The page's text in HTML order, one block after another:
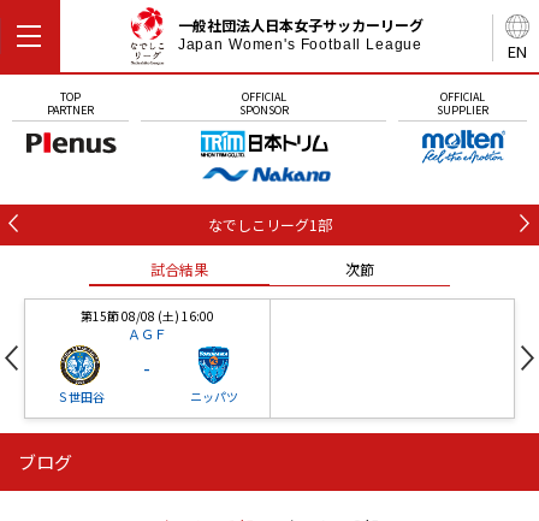
EN
一般社団法人日本女子サッカーリーグ
Japan Women's Football League
TOP
PARTNER
OFFICIAL
SPONSOR
OFFICIAL
SUPPLIER
なでしこリーグ1部
試合結果 次節
第15節 08/08 (土) 16:00
ＡＧＦ
Ｓ世田谷
-
ニッパツ
ニッパツ 石人の星
ブログ